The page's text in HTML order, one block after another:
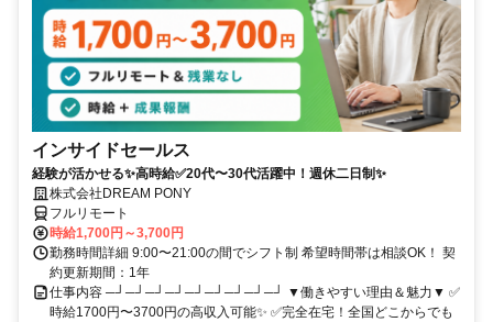
インサイドセールス
経験が活かせる✨高時給✅20代〜30代活躍中！週休二日制✨
株式会社DREAM PONY
フルリモート
時給1,700円～3,700円
勤務時間詳細 9:00〜21:00の間でシフト制 希望時間帯は相談OK！ 契
約更新期間：1年
仕事内容 ─┘─┘─┘─┘─┘─┘─┘─┘─┘ ▼働きやすい理由＆魅力▼ ✅
時給1700円〜3700円の高収入可能✨ ✅完全在宅！全国どこからでも